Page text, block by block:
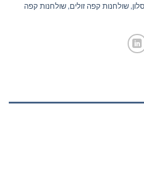
,שולחנות קפה זולים,שולחנות קפה